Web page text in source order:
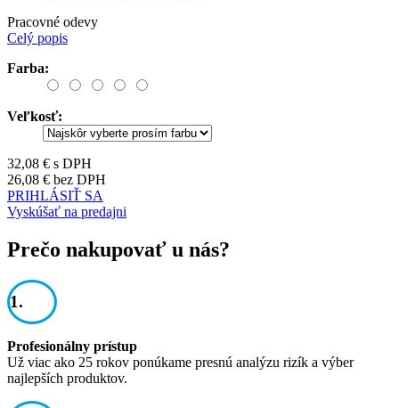
Pracovné odevy
Celý popis
Farba:
Veľkosť:
32,08 € s DPH
26,08 € bez DPH
PRIHLÁSIŤ SA
Vyskúšať na predajni
Prečo nakupovať u nás?
1.
Profesionálny prístup
Už viac ako 25 rokov ponúkame presnú analýzu rizík a výber
najlepších produktov.